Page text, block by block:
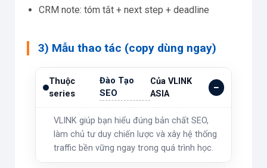
CRM note: tóm tắt + next step + deadline
3) Mẫu thao tác (copy dùng ngay)
Thuộc
series
Đào Tạo
SEO
Của VLINK
ASIA
VLINK giúp bạn hiểu đúng bản chất SEO,
làm chủ tư duy chiến lược và xây hệ thống
traffic bền vững ngay trong quá trình học.